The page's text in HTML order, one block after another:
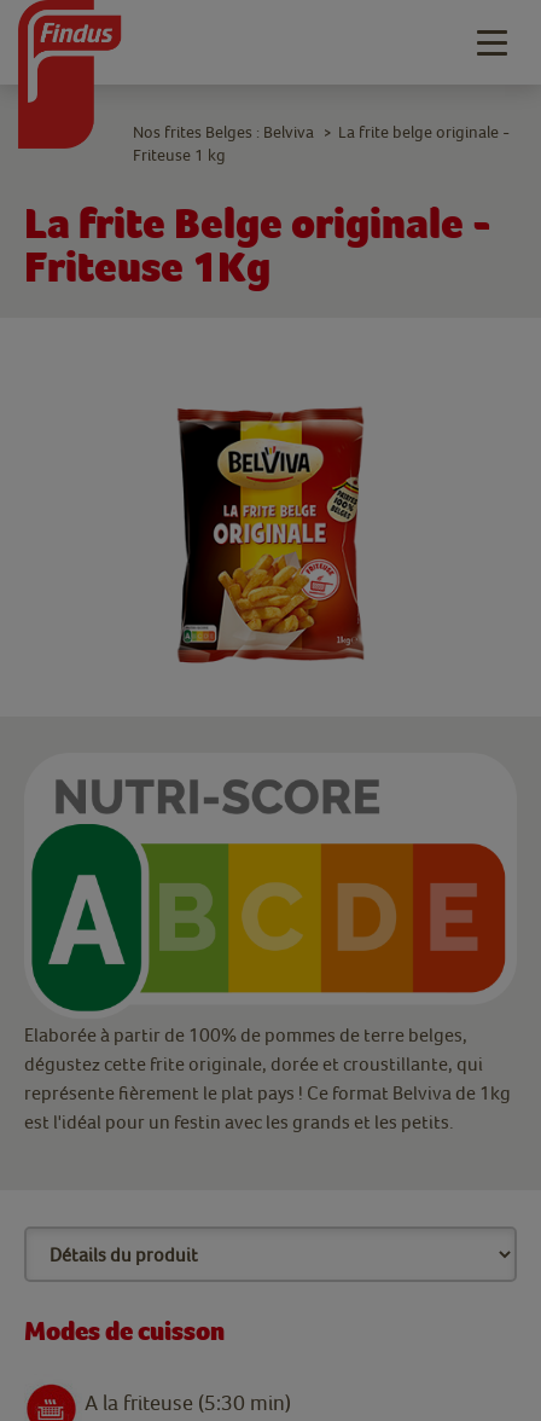
La frite Belge originale -
Friteuse 1Kg
Nos frites Belges : Belviva > La frite belge originale -
Friteuse 1 kg
Elaborée à partir de 100% de pommes de terre belges,
dégustez cette frite originale, dorée et croustillante, qui
représente fièrement le plat pays ! Ce format Belviva de 1kg
est l'idéal pour un festin avec les grands et les petits.
Modes de cuisson
A la friteuse (5:30 min)